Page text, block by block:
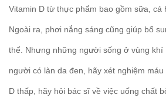
Vitamin D từ thực phẩm bao gồm sữa, cá
Ngoài ra, phơi nắng sáng cũng giúp bổ
thể. Nhưng những người sống ở vùng khí
người có làn da đen, hãy xét nghiệm
D thấp, hãy hỏi bác sĩ về việc uống chất